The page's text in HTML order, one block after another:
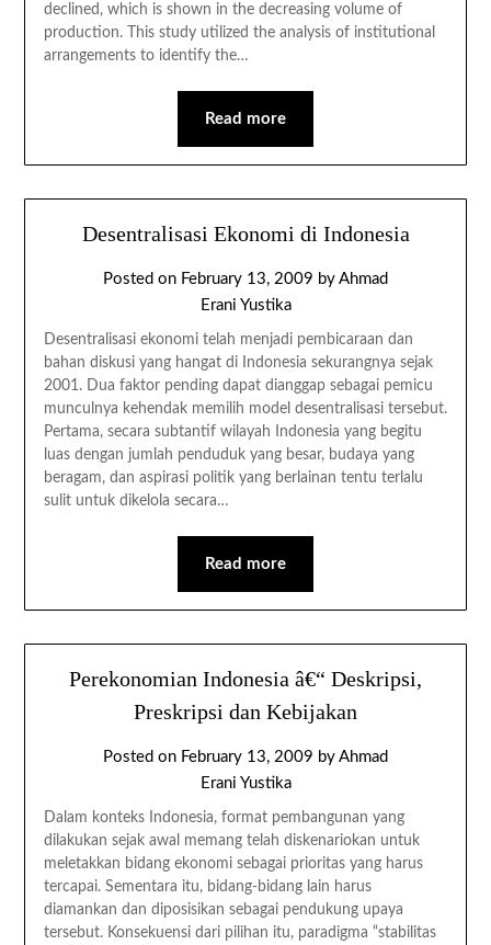
declined, which is shown in the decreasing volume of
production. This study utilized the analysis of institutional
arrangements to identify the…
Read more
Desentralisasi Ekonomi di Indonesia
Posted on February 13, 2009 by Ahmad
Erani Yustika
Desentralisasi ekonomi telah menjadi pembicaraan dan
bahan diskusi yang hangat di Indonesia sekurangnya sejak
2001. Dua faktor pending dapat dianggap sebagai pemicu
munculnya kehendak memilih model desentralisasi tersebut.
Pertama, secara subtantif wilayah Indonesia yang begitu
luas dengan jumlah penduduk yang besar, budaya yang
beragam, dan aspirasi politik yang berlainan tentu terlalu
sulit untuk dikelola secara…
Read more
Perekonomian Indonesia â€“ Deskripsi,
Preskripsi dan Kebijakan
Posted on February 13, 2009 by Ahmad
Erani Yustika
Dalam konteks Indonesia, format pembangunan yang
dilakukan sejak awal memang telah diskenariokan untuk
meletakkan bidang ekonomi sebagai prioritas yang harus
tercapai. Sementara itu, bidang-bidang lain harus
diamankan dan diposisikan sebagai pendukung upaya
tersebut. Konsekuensi dari pilihan itu, paradigma “stabilitas